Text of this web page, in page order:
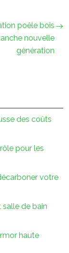
poêle bois
nouvelle
génération
des coûts
pour les
votre
de bain
haute